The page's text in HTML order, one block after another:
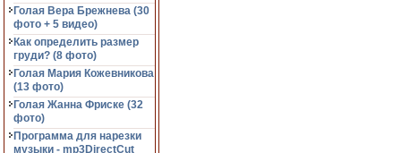
Голая Вера Брежнева (30
фото + 5 видео)
Как определить размер
груди? (8 фото)
Голая Мария Кожевникова
(13 фото)
Голая Жанна Фриске (32
фото)
Программа для нарезки
музыки - mp3DirectCut